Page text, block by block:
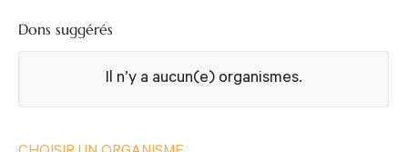
Dons suggérés
Il n’y a aucun(e) organismes.